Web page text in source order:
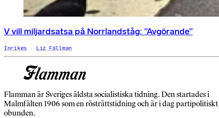
V vill miljardsatsa på Norrlandståg: ”Avgörande”
Inrikes Liz Fällman
Flamman är Sveriges äldsta socialistiska tidning. Den startades i
Malmfälten 1906 som en rösträttstidning och är i dag partipolitiskt
obunden.